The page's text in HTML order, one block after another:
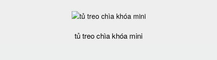
tủ treo chìa khóa mini